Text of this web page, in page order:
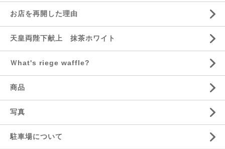
お店を再開した理由
天皇両陛下献上 抹茶ホワイト
Ｗhat's riege waffle?
商品
写真
駐車場について